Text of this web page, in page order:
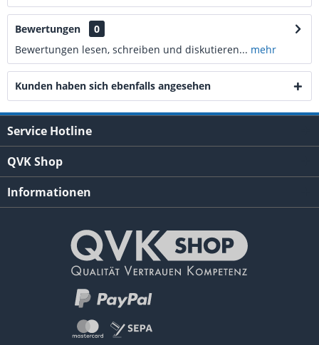
Bewertungen
0
Bewertungen lesen, schreiben und diskutieren... mehr
Kunden haben sich ebenfalls angesehen
Service Hotline
QVK Shop
Informationen